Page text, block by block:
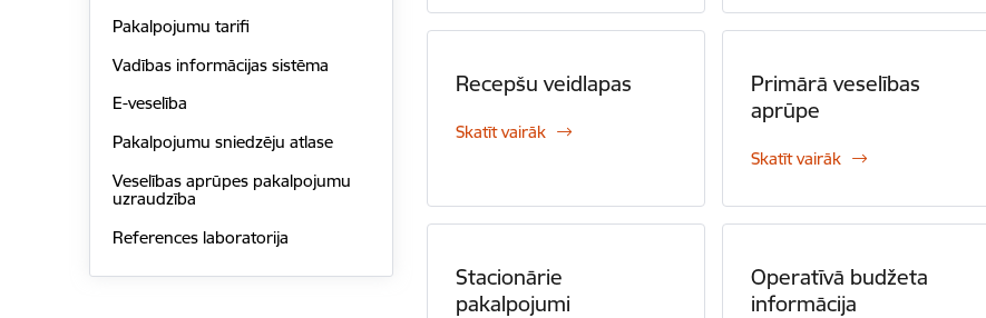
Pakalpojumu tarifi
Vadības informācijas sistēma
E-veselība
Pakalpojumu sniedzēju atlase
Veselības aprūpes pakalpojumu
uzraudzība
References laboratorija
Recepšu veidlapas
Skatīt vairāk
Primārā veselības
aprūpe
Skatīt vairāk
Stacionārie
pakalpojumi
Operatīvā budžeta
informācija